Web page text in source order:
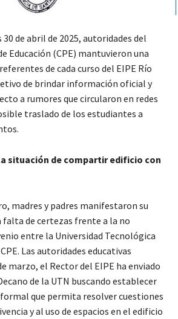
de abril de 2025, autoridades del
Educación (CPE) mantuvieron una
de cada curso del EIPE Río
de brindar información oficial y
a rumores que circularon en redes
traslado de los estudiantes a
situación de compartir edificio con
madres y padres manifestaron su
falta de certezas frente a la no
entre la Universidad Tecnológica
Las autoridades educativas
marzo, el Rector del EIPE ha enviado
de la UTN buscando establecer
que permita resolver cuestiones
y al uso de espacios en el edificio